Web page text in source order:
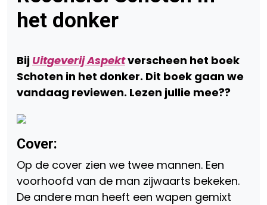
het donker
Bij Uitgeverij Aspektverscheen het boek
Schoten in het donker. Dit boek gaan we
vandaag reviewen. Lezen jullie mee??
Cover:
Op de cover zien we twee mannen. Een
voorhoofd van de man zijwaarts bekeken.
De andere man heeft een wapen gemixt